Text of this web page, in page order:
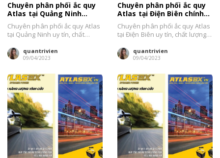
Chuyên phân phối ắc quy
Atlas tại Quảng Ninh
chính hãng, giá tốt
Chuyên phân phối ắc quy Atlas
tại Quảng Ninh uy tín, chất
phân...quantrivien
09/04/2023
Chuyên phân phối ắc quy
Atlas tại Điện Biên chính
hãng, giá bán tốt
Chuyên phân phối ắc quy Atlas
tại Điện Biên uy tín, chất lượng.
quantrivien
09/04/2023